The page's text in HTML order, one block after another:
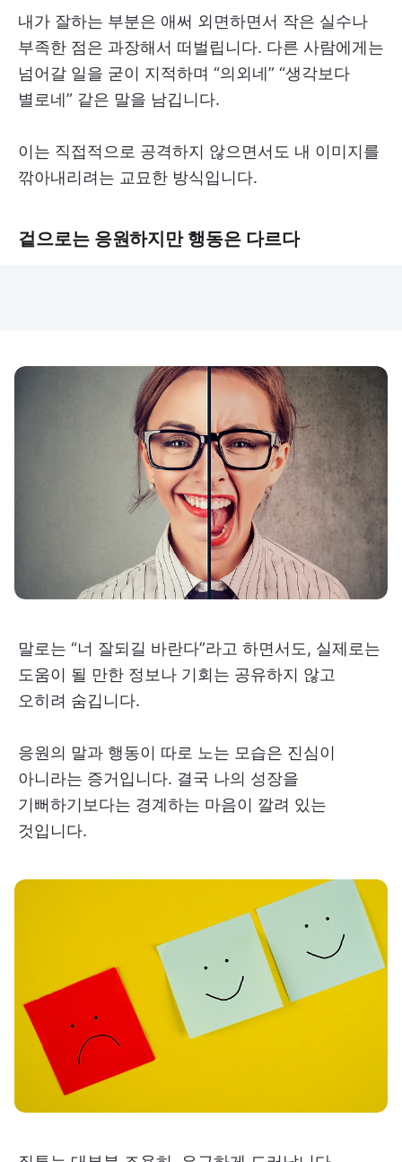
내가 잘하는 부분은 애써 외면하면서 작은 실수나
부족한 점은 과장해서 떠벌립니다. 다른 사람에게는
넘어갈 일을 굳이 지적하며 “의외네” “생각보다
별로네” 같은 말을 남깁니다.
이는 직접적으로 공격하지 않으면서도 내 이미지를
깎아내리려는 교묘한 방식입니다.
겉으로는 응원하지만 행동은 다르다
말로는 “너 잘되길 바란다”라고 하면서도, 실제로는
도움이 될 만한 정보나 기회는 공유하지 않고
오히려 숨깁니다.
응원의 말과 행동이 따로 노는 모습은 진심이
아니라는 증거입니다. 결국 나의 성장을
기뻐하기보다는 경계하는 마음이 깔려 있는
것입니다.